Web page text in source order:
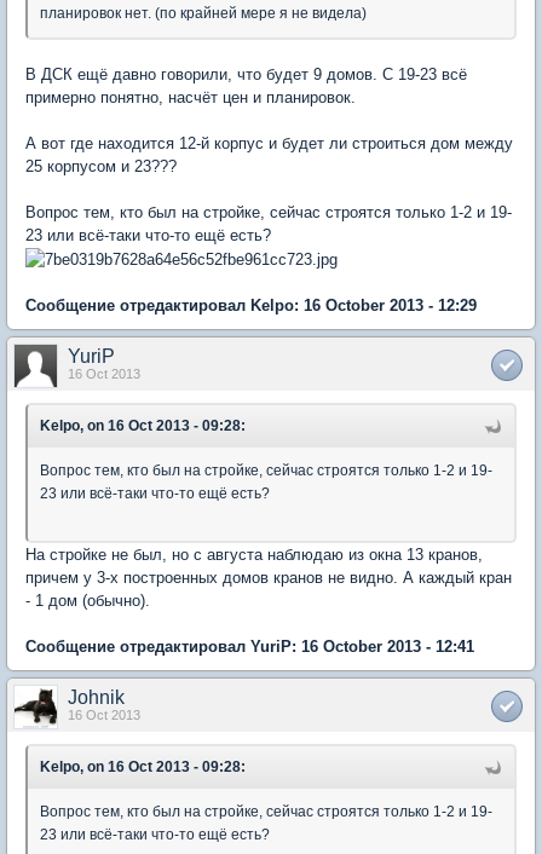
планировок нет. (по крайней мере я не видела)
В ДСК ещё давно говорили, что будет 9 домов. C 19-23 всё
примерно понятно, насчёт цен и планировок.
А вот где находится 12-й корпус и будет ли строиться дом между
25 корпусом и 23???
Вопрос тем, кто был на стройке, сейчас строятся только 1-2 и 19-
23 или всё-таки что-то ещё есть?
Сообщение отредактировал Kelpo: 16 October 2013 - 12:29
YuriP
16 Oct 2013
Kelpo, on 16 Oct 2013 - 09:28:
Вопрос тем, кто был на стройке, сейчас строятся только 1-2 и 19-
23 или всё-таки что-то ещё есть?
На стройке не был, но с августа наблюдаю из окна 13 кранов,
причем у 3-х построенных домов кранов не видно. А каждый кран
- 1 дом (обычно).
Сообщение отредактировал YuriP: 16 October 2013 - 12:41
Johnik
16 Oct 2013
Kelpo, on 16 Oct 2013 - 09:28:
Вопрос тем, кто был на стройке, сейчас строятся только 1-2 и 19-
23 или всё-таки что-то ещё есть?